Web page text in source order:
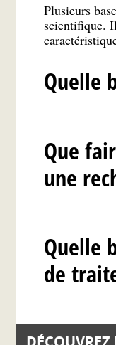
Plusieurs
scientifique.
Quelle
Que
une
Quelle
de